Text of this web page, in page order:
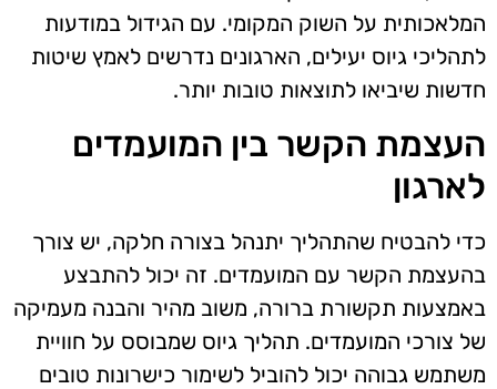
המלאכותית על השוק המקומי. עם הגידול במודעות
לתהליכי גיוס יעילים, הארגונים נדרשים לאמץ שיטות
חדשות שיביאו לתוצאות טובות יותר.
העצמת הקשר בין המועמדים
לארגון
כדי להבטיח שהתהליך יתנהל בצורה חלקה, יש צורך
בהעצמת הקשר עם המועמדים. זה יכול להתבצע
באמצעות תקשורת ברורה, משוב מהיר והבנה מעמיקה
של צורכי המועמדים. תהליך גיוס שמבוסס על חוויית
משתמש גבוהה יכול להוביל לשימור כישרונות טובים